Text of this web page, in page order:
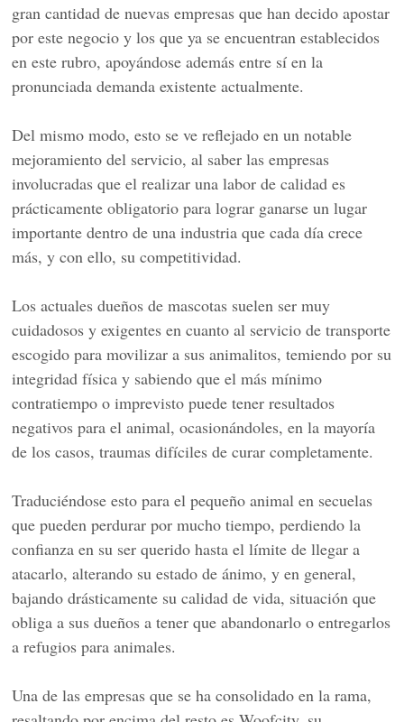
gran cantidad de nuevas empresas que han decido apostar
por este negocio y los que ya se encuentran establecidos
en este rubro, apoyándose además entre sí en la
pronunciada demanda existente actualmente.
Del mismo modo, esto se ve reflejado en un notable
mejoramiento del servicio, al saber las empresas
involucradas que el realizar una labor de calidad es
prácticamente obligatorio para lograr ganarse un lugar
importante dentro de una industria que cada día crece
más, y con ello, su competitividad.
Los actuales dueños de mascotas suelen ser muy
cuidadosos y exigentes en cuanto al servicio de transporte
escogido para movilizar a sus animalitos, temiendo por su
integridad física y sabiendo que el más mínimo
contratiempo o imprevisto puede tener resultados
negativos para el animal, ocasionándoles, en la mayoría
de los casos, traumas difíciles de curar completamente.
Traduciéndose esto para el pequeño animal en secuelas
que pueden perdurar por mucho tiempo, perdiendo la
confianza en su ser querido hasta el límite de llegar a
atacarlo, alterando su estado de ánimo, y en general,
bajando drásticamente su calidad de vida, situación que
obliga a sus dueños a tener que abandonarlo o entregarlos
a refugios para animales.
Una de las empresas que se ha consolidado en la rama,